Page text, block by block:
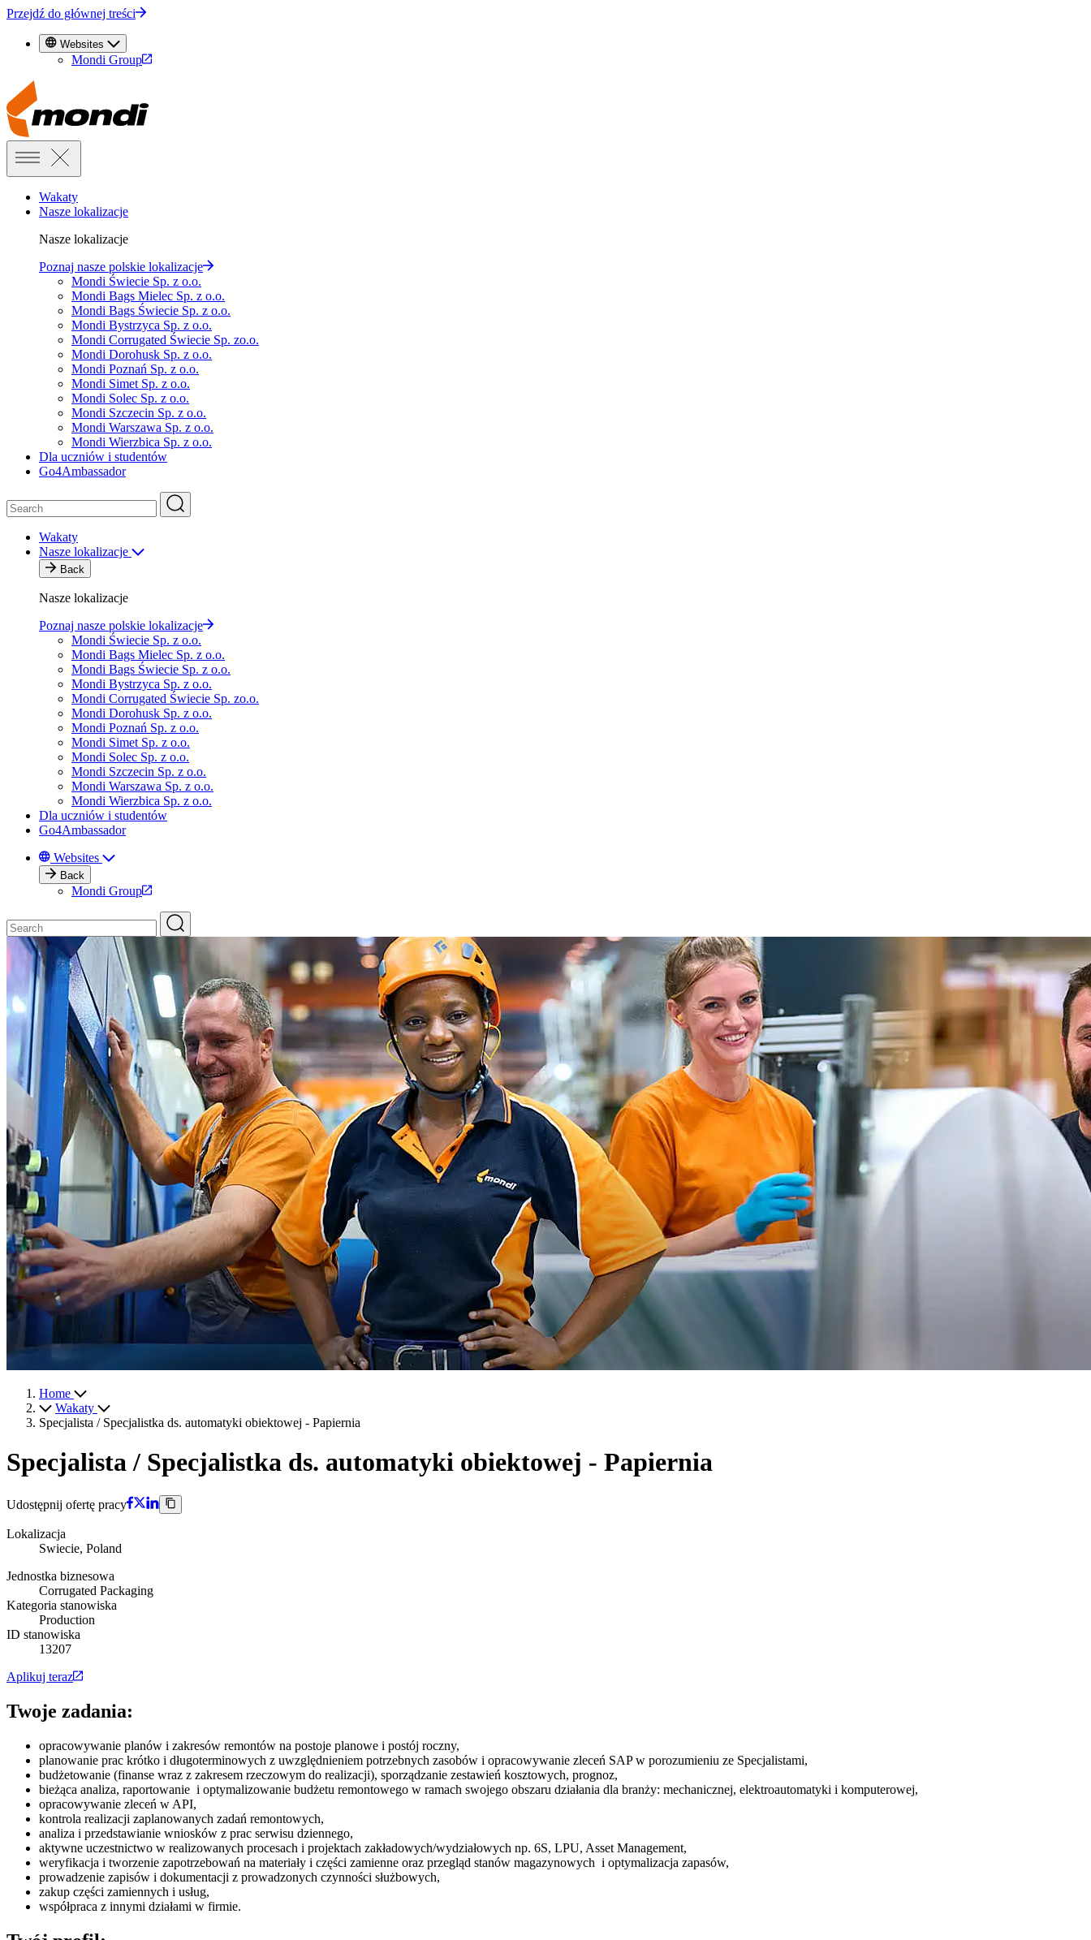
Przejdź do głównej treści
Websites
Mondi Group
Wakaty
Nasze lokalizacje
Nasze lokalizacje
Poznaj nasze polskie lokalizacje
Mondi Świecie Sp. z o.o.
Mondi Bags Mielec Sp. z o.o.
Mondi Bags Świecie Sp. z o.o.
Mondi Bystrzyca Sp. z o.o.
Mondi Corrugated Świecie Sp. zo.o.
Mondi Dorohusk Sp. z o.o.
Mondi Poznań Sp. z o.o.
Mondi Simet Sp. z o.o.
Mondi Solec Sp. z o.o.
Mondi Szczecin Sp. z o.o.
Mondi Warszawa Sp. z o.o.
Mondi Wierzbica Sp. z o.o.
Dla uczniów i studentów
Go4Ambassador
Wakaty
Nasze lokalizacje
Back
Nasze lokalizacje
Poznaj nasze polskie lokalizacje
Mondi Świecie Sp. z o.o.
Mondi Bags Mielec Sp. z o.o.
Mondi Bags Świecie Sp. z o.o.
Mondi Bystrzyca Sp. z o.o.
Mondi Corrugated Świecie Sp. zo.o.
Mondi Dorohusk Sp. z o.o.
Mondi Poznań Sp. z o.o.
Mondi Simet Sp. z o.o.
Mondi Solec Sp. z o.o.
Mondi Szczecin Sp. z o.o.
Mondi Warszawa Sp. z o.o.
Mondi Wierzbica Sp. z o.o.
Dla uczniów i studentów
Go4Ambassador
Websites
Back
Mondi Group
Home
Wakaty
Specjalista / Specjalistka ds. automatyki obiektowej - Papiernia
Specjalista / Specjalistka ds. automatyki obiektowej - Papiernia
Udostępnij ofertę pracy
Lokalizacja
Swiecie, Poland
Jednostka biznesowa
Corrugated Packaging
Kategoria stanowiska
Production
ID stanowiska
13207
Aplikuj teraz
Twoje zadania:
opracowywanie planów i zakresów remontów na postoje planowe i postój roczny,
planowanie prac krótko i długoterminowych z uwzględnieniem potrzebnych zasobów i opracowywanie zleceń SAP w porozumieniu ze Specjalistami,
budżetowanie (finanse wraz z zakresem rzeczowym do realizacji), sporządzanie zestawień kosztowych, prognoz,
bieżąca analiza, raportowanie i optymalizowanie budżetu remontowego w ramach swojego obszaru działania dla branży: mechanicznej, elektroautomatyki i komputerowej,
opracowywanie zleceń w API,
kontrola realizacji zaplanowanych zadań remontowych,
analiza i przedstawianie wniosków z prac serwisu dziennego,
aktywne uczestnictwo w realizowanych procesach i projektach zakładowych/wydziałowych np. 6S, LPU, Asset Management,
weryfikacja i tworzenie zapotrzebowań na materiały i części zamienne oraz przegląd stanów magazynowych i optymalizacja zapasów,
prowadzenie zapisów i dokumentacji z prowadzonych czynności służbowych,
zakup części zamiennych i usług,
współpraca z innymi działami w firmie.